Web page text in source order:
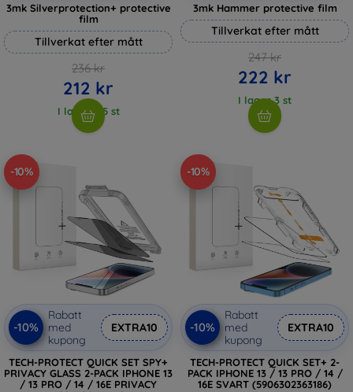
3mk Silverprotection+ protective
film
Tillverkat efter mått
236 kr
212 kr
I lager > 5 st
3mk Hammer protective film
Tillverkat efter mått
247 kr
222 kr
I lager 3 st
-10%
-10%
Rabatt
med
kupong
EXTRA10
TECH-PROTECT QUICK SET SPY+
PRIVACY GLASS 2-PACK IPHONE 13
/ 13 PRO / 14 / 16E PRIVACY
-10%
-10%
Rabatt
med
kupong
EXTRA10
TECH-PROTECT QUICK SET+ 2-
PACK IPHONE 13 / 13 PRO / 14 /
16E SVART (5906302363186)